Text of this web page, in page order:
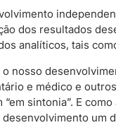
dos resultados
analíticos, tais
nosso
e médico e
sintonia”. E
um